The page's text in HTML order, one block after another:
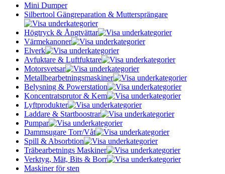
Mini Dumper
Silbertool Gängreparation & Muttersprängare
Högtryck & Ångtvättar
Värmekanoner
Elverk
Avfuktare & Luftfuktare
Motorsvetsar
Metallbearbetningsmaskiner
Belysning & Powerstation
Koncentratsprutor & Kem
Lyftprodukter
Laddare & Startboostrar
Pumpar
Dammsugare Torr/Våt
Spill & Absorbtion
Träbearbetnings Maskiner
Verktyg, Mät, Bits & Borr
Maskiner för sten